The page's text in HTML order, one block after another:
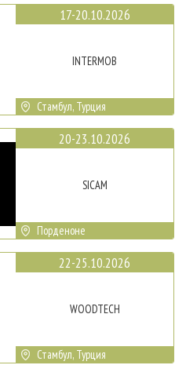
17-20.10.2026
INTERMOB
Стамбул, Турция
20-23.10.2026
SICAM
Порденоне
22-25.10.2026
WOODTECH
Стамбул, Турция